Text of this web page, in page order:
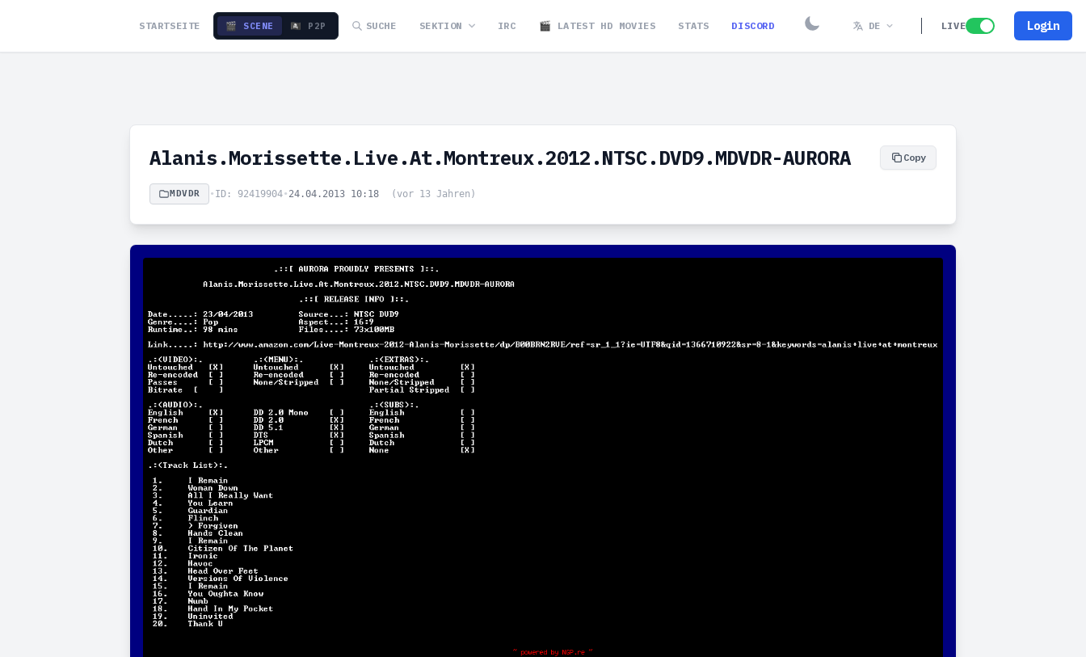
STARTSEITE 🎬 SCENE 🏴‍☠️ P2P SUCHE SEKTION IRC 🎬 LATEST HD MOVIES STATS DISCORD DE LIVE Login
Alanis.Morissette.Live.At.Montreux.2012.NTSC.DVD9.MDVDR-AURORA Copy
MDVDR • ID: 92419904• 24.04.2013 10:18 (vor 13 Jahren)